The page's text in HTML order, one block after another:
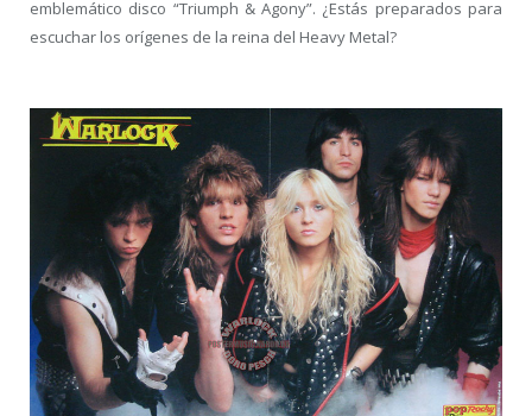
emblemático disco “Triumph & Agony”. ¿Estás preparados para
escuchar los orígenes de la reina del Heavy Metal?